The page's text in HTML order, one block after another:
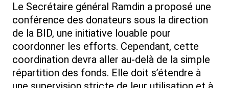
Le Secrétaire général Ramdin a proposé une
conférence des donateurs sous la direction
de la BID, une initiative louable pour
coordonner les efforts. Cependant, cette
coordination devra aller au-delà de la simple
répartition des fonds. Elle doit s’étendre à